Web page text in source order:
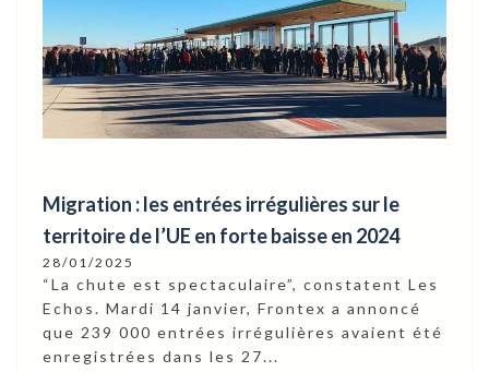
Migration : les entrées irrégulières sur le
territoire de l’UE en forte baisse en 2024
28/01/2025
“La chute est spectaculaire”, constatent Les
Echos. Mardi 14 janvier, Frontex a annoncé
que 239 000 entrées irrégulières avaient été
enregistrées dans les 27...